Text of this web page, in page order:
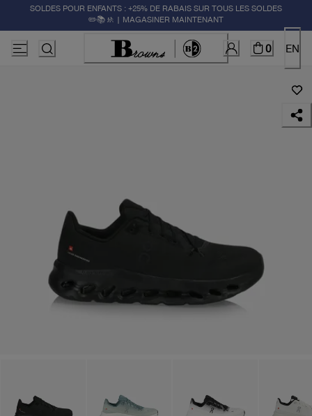
SOLDES POUR ENFANTS : +25% DE RABAIS SUR TOUS LES SOLDES
✏️📚🚸 | MAGASINER MAINTENANT
0 EN